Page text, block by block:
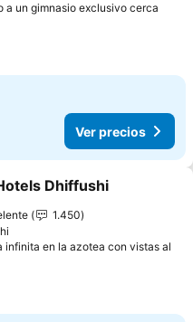
a un gimnasio exclusivo cerca
Ver precios
a favoritos
Dhiffushi
1.450
infinita en la azotea con vistas al